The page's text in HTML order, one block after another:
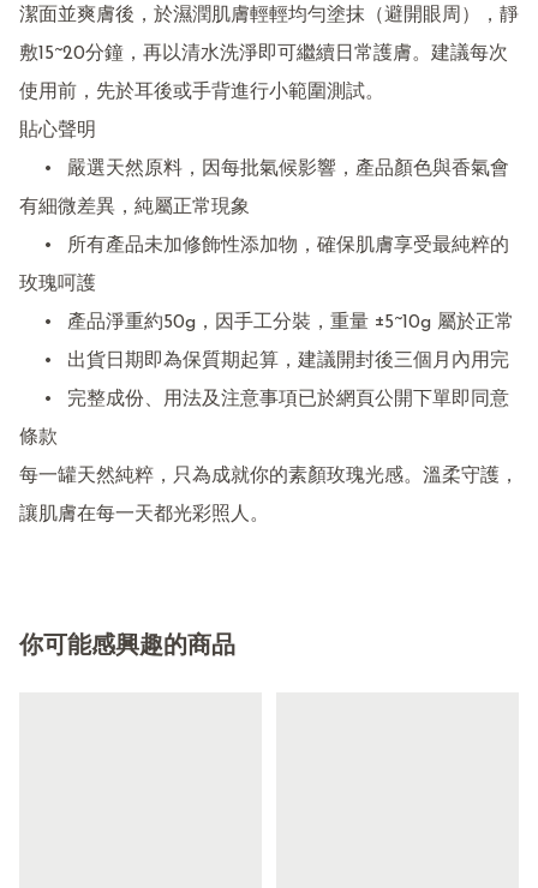
潔面並爽膚後，於濕潤肌膚輕輕均勻塗抹（避開眼周），靜
敷15~20分鐘，再以清水洗淨即可繼續日常護膚。建議每次
使用前，先於耳後或手背進行小範圍測試。
貼心聲明
有細微差異，純屬正常現象
玫瑰呵護
條款
每一罐天然純粹，只為成就你的素顏玫瑰光感。溫柔守護，
讓肌膚在每一天都光彩照人。
你可能感興趣的商品